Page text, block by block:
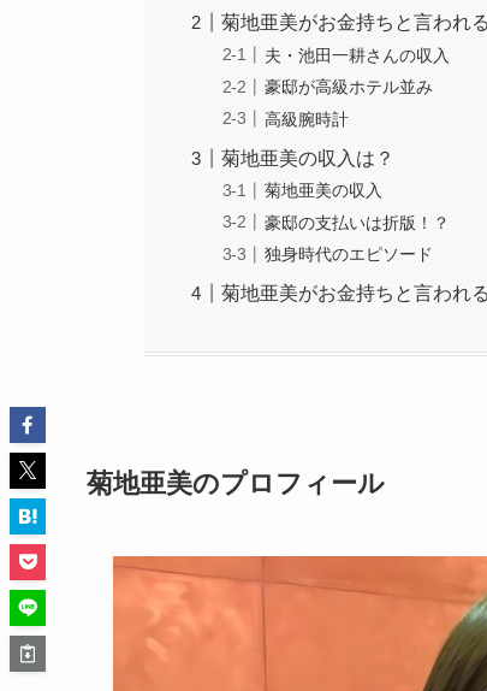
菊地亜美がお金持ちと言われ
夫・池田一耕さんの収入
豪邸が高級ホテル並み
高級腕時計
菊地亜美の収入は？
菊地亜美の収入
豪邸の支払いは折版！？
独身時代のエピソード
菊地亜美がお金持ちと言われ
菊地亜美のプロフィール